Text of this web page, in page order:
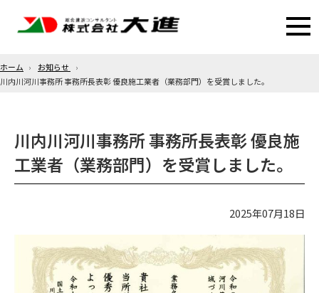
ホーム
お知らせ
川内川河川事務所 事務所長表彰 優良施工業者（業務部門）を受賞しました。
川内川河川事務所 事務所長表彰 優良施
工業者（業務部門）を受賞しました。
2025年07月18日